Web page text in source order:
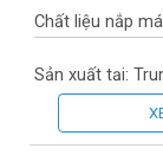
Chất liệu nắp
Sản xuất tại:
Năm ra mắt: